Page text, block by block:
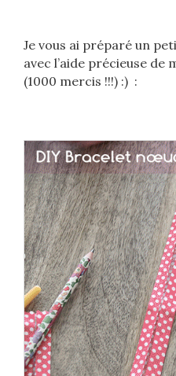
Je vous ai préparé un
avec l’aide précieuse de
(1000 mercis !!!) :) :